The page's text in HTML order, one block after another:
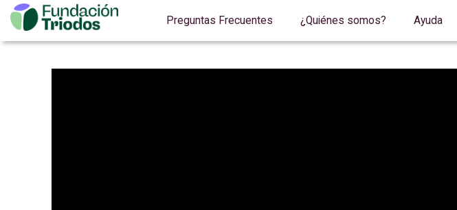
Preguntas Frecuentes ¿Quiénes somos? Ayuda